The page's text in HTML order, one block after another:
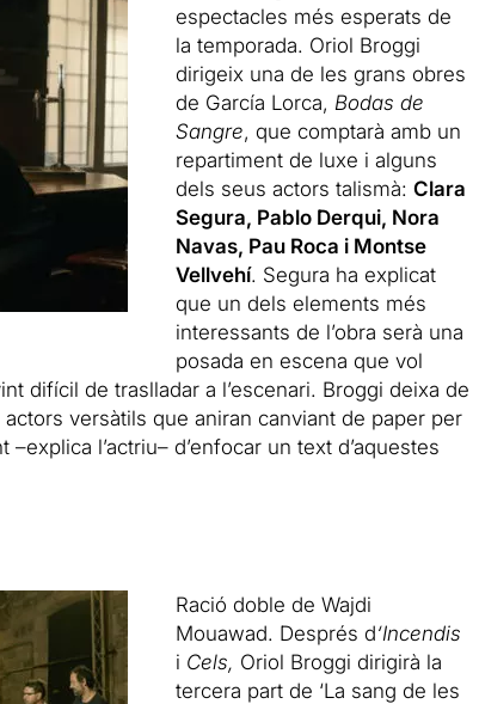
espectacles més esperats de
la temporada. Oriol Broggi
dirigeix una de les grans obres
de García Lorca, Bodas de
Sangre, que comptarà amb un
repartiment de luxe i alguns
dels seus actors talismà: Clara
Segura, Pablo Derqui, Nora
Navas, Pau Roca i Montse
Vellvehí. Segura ha explicat
que un dels elements més
interessants de l’obra serà una
posada en escena que vol
difícil de traslladar a l’escenari. Broggi deixa de
versàtils que aniran canviant de paper per
l’actriu– d’enfocar un text d’aquestes
Ració doble de Wajdi
Mouawad. Després d‘Incendis
i Cels, Oriol Broggi dirigirà la
tercera part de ‘La sang de les